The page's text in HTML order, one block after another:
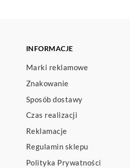
INFORMACJE
Marki reklamowe
Znakowanie
Sposób dostawy
Czas realizacji
Reklamacje
Regulamin sklepu
Polityka Prywatności